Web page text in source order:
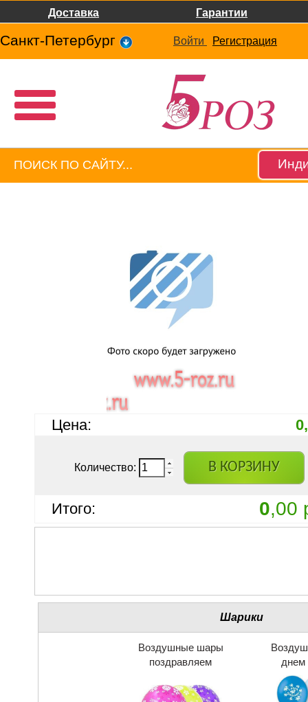
Доставка Гарантии
Санкт-Петербург Войти Регистрация
Цена:
Количество: В КОРЗИНУ
Итого: 0,00
Шарики
Воздушные шары
поздравляем
днем